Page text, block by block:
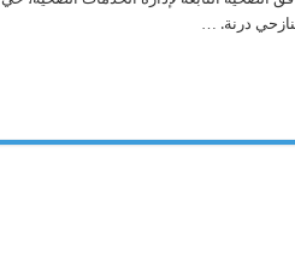
درنة. …